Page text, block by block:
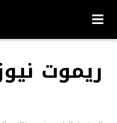
ريموت